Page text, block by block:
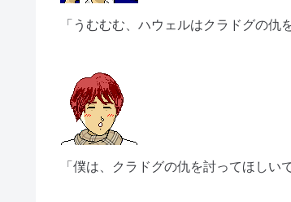
「うむむむ、ハウェルはクラドグの仇
「僕は、クラドグの仇を討ってほしい